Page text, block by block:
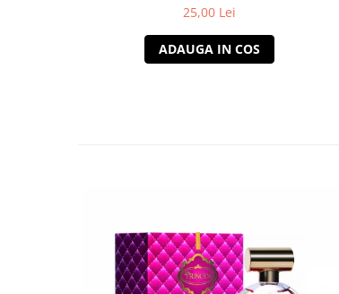
25,00 Lei
ADAUGA IN COS